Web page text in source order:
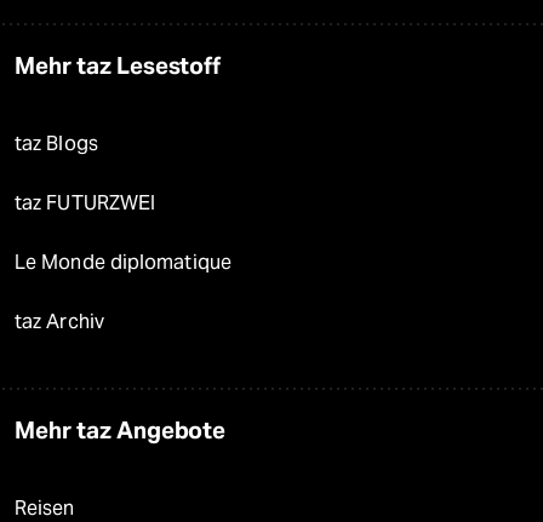
Mehr taz Lesestoff
taz Blogs
taz FUTURZWEI
Le Monde diplomatique
taz Archiv
Mehr taz Angebote
Reisen